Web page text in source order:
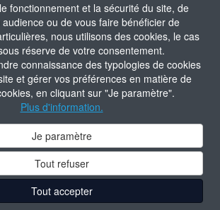
fonctionnement et la sécurité du site, de
ou de vous faire bénéficier de
nous utilisons des cookies, le cas
réserve de votre consentement.
connaissance des typologies de cookies
et gérer vos préférences en matière de
en cliquant sur "Je paramètre".
Plus d'information.
Je paramètre
Tout refuser
Tout accepter